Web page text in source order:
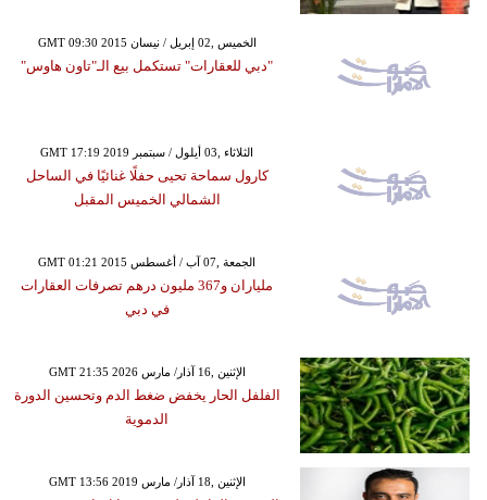
GMT 09:30 2015 الخميس ,02 إبريل / نيسان
"دبي للعقارات" تستكمل بيع الـ"تاون هاوس"
GMT 17:19 2019 الثلاثاء ,03 أيلول / سبتمبر
كارول سماحة تحيى حفلًا غنائيًا في الساحل
الشمالي الخميس المقبل
GMT 01:21 2015 الجمعة ,07 آب / أغسطس
ملياران و367 مليون درهم تصرفات العقارات
في دبي
GMT 21:35 2026 الإثنين ,16 آذار/ مارس
الفلفل الحار يخفض ضغط الدم وتحسين الدورة
الدموية
GMT 13:56 2019 الإثنين ,18 آذار/ مارس